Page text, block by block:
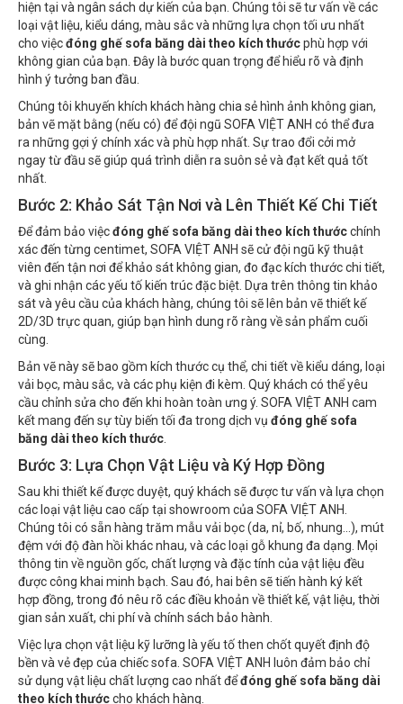
hiện tại và ngân sách dự kiến của bạn. Chúng tôi sẽ tư vấn về các
loại vật liệu, kiểu dáng, màu sắc và những lựa chọn tối ưu nhất
cho việcđóng ghế sofa băng dài theo kích thướcphù hợp với
không gian của bạn. Đây là bước quan trọng để hiểu rõ và định
hình ý tưởng ban đầu.
Chúng tôi khuyến khích khách hàng chia sẻ hình ảnh không gian,
bản vẽ mặt bằng (nếu có) để đội ngũ SOFA VIỆT ANH có thể đưa
ra những gợi ý chính xác và phù hợp nhất. Sự trao đổi cởi mở
ngay từ đầu sẽ giúp quá trình diễn ra suôn sẻ và đạt kết quả tốt
nhất.
Bước 2: Khảo Sát Tận Nơi và Lên Thiết Kế Chi Tiết
Để đảm bảo việcđóng ghế sofa băng dài theo kích thướcchính
xác đến từng centimet, SOFA VIỆT ANH sẽ cử đội ngũ kỹ thuật
viên đến tận nơi để khảo sát không gian, đo đạc kích thước chi tiết,
và ghi nhận các yếu tố kiến trúc đặc biệt. Dựa trên thông tin khảo
sát và yêu cầu của khách hàng, chúng tôi sẽ lên bản vẽ thiết kế
2D/3D trực quan, giúp bạn hình dung rõ ràng về sản phẩm cuối
cùng.
Bản vẽ này sẽ bao gồm kích thước cụ thể, chi tiết về kiểu dáng, loại
vải bọc, màu sắc, và các phụ kiện đi kèm. Quý khách có thể yêu
cầu chỉnh sửa cho đến khi hoàn toàn ưng ý. SOFA VIỆT ANH cam
kết mang đến sự tùy biến tối đa trong dịch vụ đóng ghế sofa
băng dài theo kích thước
Bước 3: Lựa Chọn Vật Liệu và Ký Hợp Đồng
Sau khi thiết kế được duyệt, quý khách sẽ được tư vấn và lựa chọn
các loại vật liệu cao cấp tại showroom của SOFA VIỆT ANH.
Chúng tôi có sẵn hàng trăm mẫu vải bọc (da, nỉ, bố, nhung...), mút
đệm với độ đàn hồi khác nhau, và các loại gỗ khung đa dạng. Mọi
thông tin về nguồn gốc, chất lượng và đặc tính của vật liệu đều
được công khai minh bạch. Sau đó, hai bên sẽ tiến hành ký kết
hợp đồng, trong đó nêu rõ các điều khoản về thiết kế, vật liệu, thời
gian sản xuất, chi phí và chính sách bảo hành.
Việc lựa chọn vật liệu kỹ lưỡng là yếu tố then chốt quyết định độ
bền và vẻ đẹp của chiếc sofa. SOFA VIỆT ANH luôn đảm bảo chỉ
sử dụng vật liệu chất lượng cao nhất đểđóng ghế sofa băng dài
theo kích thướccho khách hàng.